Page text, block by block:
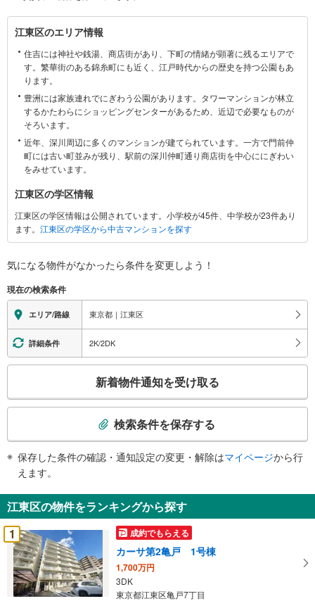
江
東
区
に
す
報
江東区のエリア情報
住吉には神社や銭湯、商店街があり、下町の情緒が顕著に残るエリアで
す。繁華街のある錦糸町にも近く、江戸時代からの歴史を持つ公園もあ
ります。
豊洲には家族連れでにぎわう公園があります。タワーマンションが林立
するかたわらにショッピングセンターがあるため、近辺で必要なものが
そろいます。
近年、深川周辺に多くのマンションが建てられています。一方で門前仲
町には古い町並みが残り、駅前の深川仲町通り商店街を中心ににぎわい
をみせています。
江東区の学区情報
江東区の学区情報は公開されています。小学校が45件、中学校が23件あり
ます。 江東区の学区から中古マンションを探す
気になる物件がなかったら条件を変更しよう！
現在の検索条件
エリア/路線 東京都｜江東区
詳細条件 2K/2DK
検
知
を
受
け
取
る
・
新着物件通知を受け取る
検索条件を保存する
保存した条件の確認・通知設定の変更・解除はマイページから行
えます。
江東区の物件をランキングから探す
1
成約でもらえる
カーサ第2亀戸 1号棟
1,700万円
3DK
東京都江東区亀戸7丁目